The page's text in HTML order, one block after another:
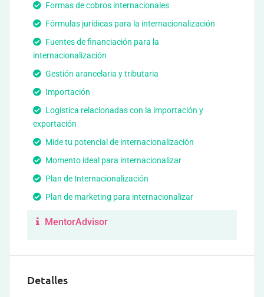
Formas de cobros internacionales
Fórmulas jurídicas para la internacionalización
Fuentes de financiación para la
internacionalización
Gestión arancelaria y tributaria
Importación
Logística relacionadas con la importación y
exportación
Mide tu potencial de internacionalización
Momento ideal para internacionalizar
Plan de Internacionalización
Plan de marketing para internacionalizar
MentorAdvisor
Detalles